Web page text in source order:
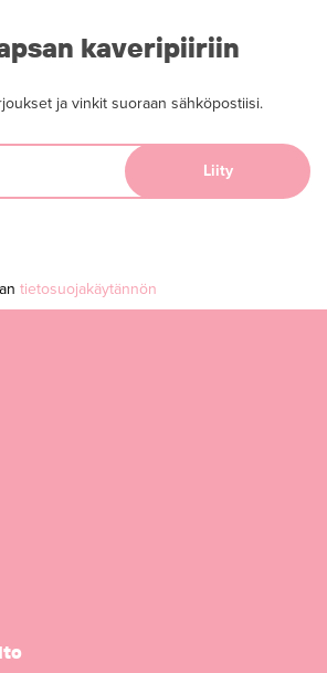
kaveripiiriin
ja vinkit suoraan sähköpostiisi.
tietosuojakäytännön